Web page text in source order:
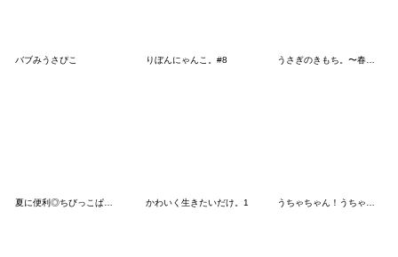
バブみうさぴこ りぼんにゃんこ。#8 うさぎのきもち。〜春とわたし〜
かわいく生きたいだけ。1